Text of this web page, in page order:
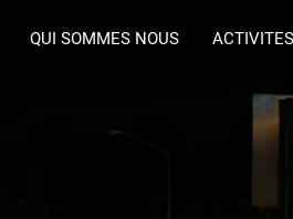
QUI SOMMES NOUS ACTIVITES